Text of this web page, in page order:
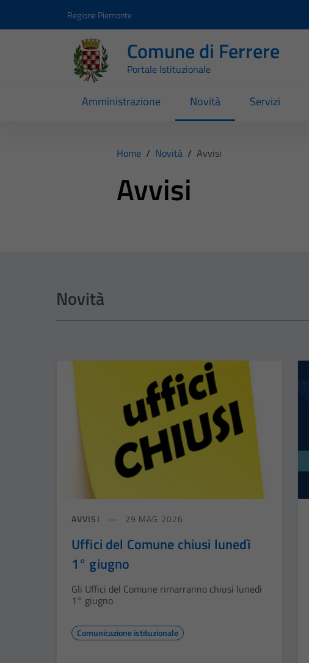
Regione Piemonte
Comune di Ferrere
Portale Istituzionale
Amministrazione Novità Servizi
Home / Novità / Avvisi
Avvisi
Novità
AVVISI 29 MAG 2026
Uffici del Comune chiusi lunedì
1° giugno
Gli Uffici del Comune rimarranno chiusi lunedì
1° giugno
Comunicazione istituzionale